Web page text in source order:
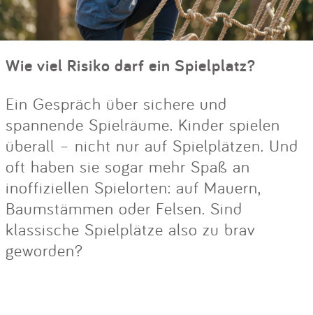
Wie viel Risiko darf ein Spielplatz?
Ein Gespräch über sichere und
spannende Spielräume. Kinder spielen
überall – nicht nur auf Spielplätzen. Und
oft haben sie sogar mehr Spaß an
inoffiziellen Spielorten: auf Mauern,
Baumstämmen oder Felsen. Sind
klassische Spielplätze also zu brav
geworden?